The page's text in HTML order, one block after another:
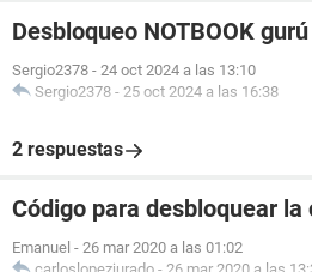
Desbloqueo NOTBOOK
Sergio2378 - 24 oct 2024 a las 13:10
Sergio2378 - 25 oct 2024 a las 16:38
2 respuestas
Código para desbloquear
Emanuel - 26 mar 2020 a las 01:02